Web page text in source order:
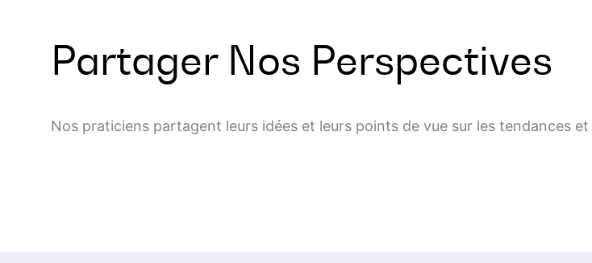
Partager Nos Perspectives
Nos praticiens partagent leurs idées et leurs points de vue sur les tendances